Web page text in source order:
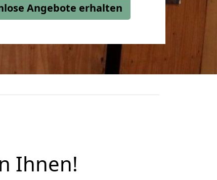
Angebote erhalten
Ihnen!